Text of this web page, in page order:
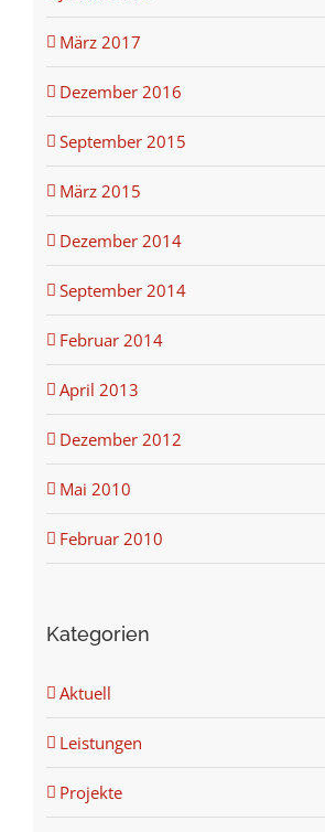
März 2017
Dezember 2016
September 2015
März 2015
Dezember 2014
September 2014
Februar 2014
April 2013
Dezember 2012
Mai 2010
Februar 2010
Kategorien
Aktuell
Leistungen
Projekte